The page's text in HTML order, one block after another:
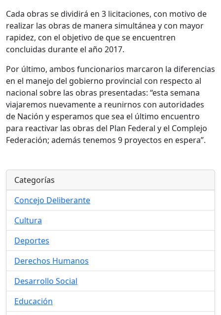
Cada obras se dividirá en 3 licitaciones, con motivo de
realizar las obras de manera simultánea y con mayor
rapidez, con el objetivo de que se encuentren
concluidas durante el año 2017.
Por último, ambos funcionarios marcaron la diferencias
en el manejo del gobierno provincial con respecto al
nacional sobre las obras presentadas: “esta semana
viajaremos nuevamente a reunirnos con autoridades
de Nación y esperamos que sea el último encuentro
para reactivar las obras del Plan Federal y el Complejo
Federación; además tenemos 9 proyectos en espera”.
Categorías
Concejo Deliberante
Cultura
Deportes
Derechos Humanos
Desarrollo Social
Educación